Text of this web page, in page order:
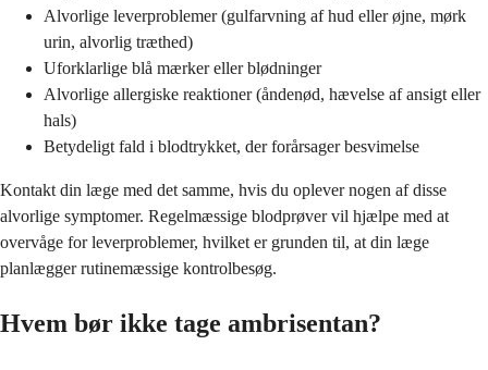
Alvorlige leverproblemer (gulfarvning af hud eller øjne, mørk
urin, alvorlig træthed)
Uforklarlige blå mærker eller blødninger
Alvorlige allergiske reaktioner (åndenød, hævelse af ansigt eller
hals)
Betydeligt fald i blodtrykket, der forårsager besvimelse
Kontakt din læge med det samme, hvis du oplever nogen af disse
alvorlige symptomer. Regelmæssige blodprøver vil hjælpe med at
overvåge for leverproblemer, hvilket er grunden til, at din læge
planlægger rutinemæssige kontrolbesøg.
Hvem bør ikke tage ambrisentan?